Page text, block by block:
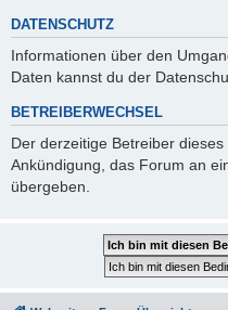
DATENSCHUTZ
Informationen über den
Daten kannst du der
BETREIBERWECHSEL
Der derzeitige Betreiber
Ankündigung, das Forum an
übergeben.